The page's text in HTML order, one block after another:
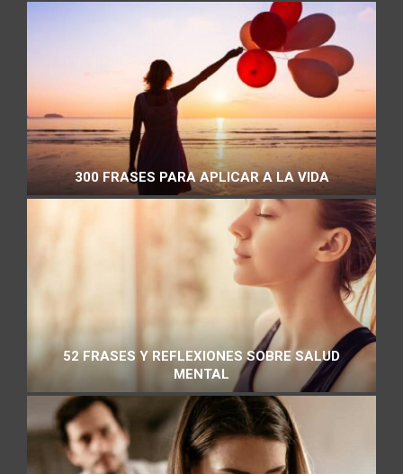
300 FRASES PARA APLICAR A LA VIDA
52 FRASES Y REFLEXIONES SOBRE SALUD
MENTAL